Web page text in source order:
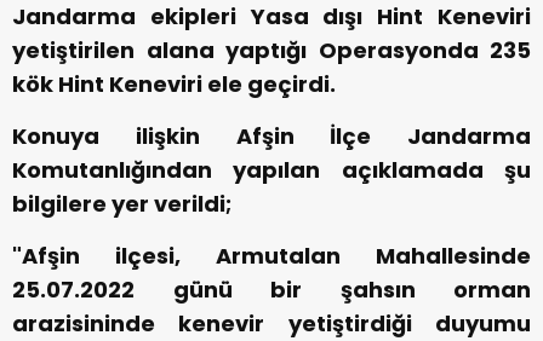
Jandarma ekipleri Yasa dışı Hint Keneviri
yetiştirilen alana yaptığı Operasyonda 235
kök Hint Keneviri ele geçirdi.
Konuya ilişkin Afşin İlçe Jandarma
Komutanlığından yapılan açıklamada şu
bilgilere yer verildi;
"Afşin ilçesi, Armutalan Mahallesinde
25.07.2022 günü bir şahsın orman
arazisininde kenevir yetiştirdiği duyumu